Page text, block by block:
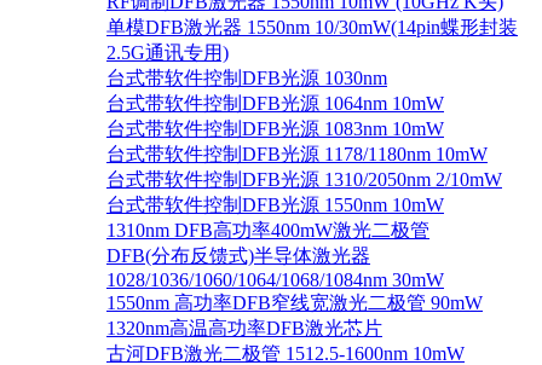
单模DFB激光器 1550nm 10/30mW(14pin蝶形封装
2.5G通讯专用)
台式带软件控制DFB光源 1030nm
台式带软件控制DFB光源 1064nm 10mW
台式带软件控制DFB光源 1083nm 10mW
台式带软件控制DFB光源 1178/1180nm 10mW
台式带软件控制DFB光源 1310/2050nm 2/10mW
台式带软件控制DFB光源 1550nm 10mW
1310nm DFB高功率400mW激光二极管
DFB(分布反馈式)半导体激光器
1028/1036/1060/1064/1068/1084nm 30mW
1550nm 高功率DFB窄线宽激光二极管 90mW
1320nm高温高功率DFB激光芯片
古河DFB激光二极管 1512.5-1600nm 10mW